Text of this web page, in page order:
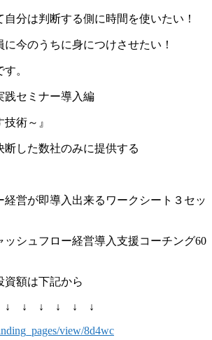
分は判断する側に時間を使いたい！
今のうちに身につけさせたい！
。
践セミナー導入編
術～』
断した数社のみに提供する
経営が即導入出来るワークシート３セッ
ッシュフロー経営導入支援コーチング60
資額は下記から
↓ ↓ ↓ ↓ ↓
view/8d4wc